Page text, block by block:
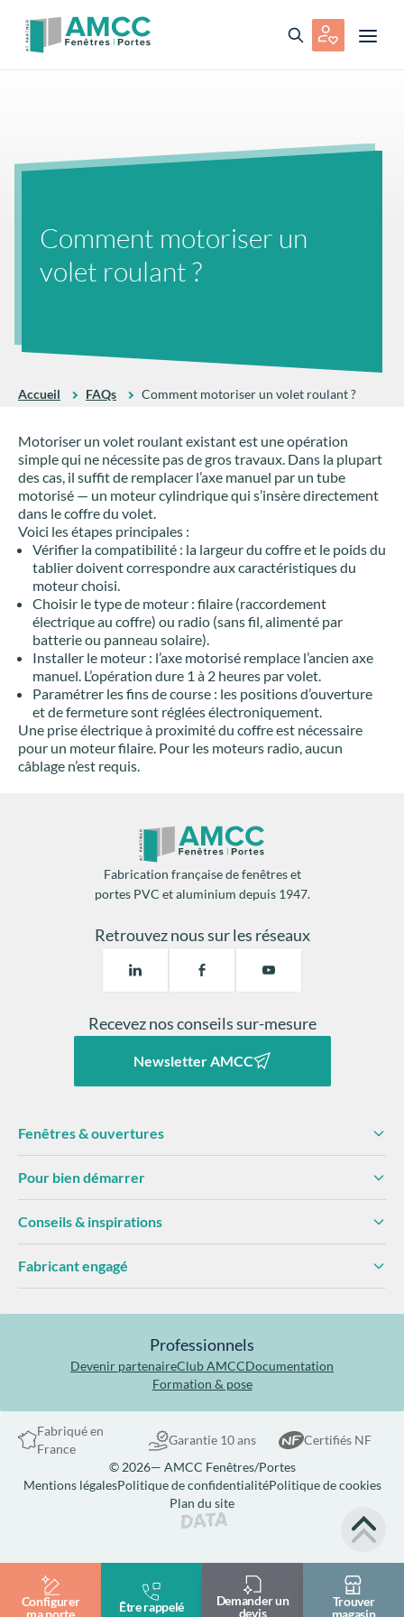
Comment motoriser un
volet roulant ?
Accueil FAQs Comment motoriser un volet roulant ?
Motoriser un volet roulant existant est une opération
simple qui ne nécessite pas de gros travaux. Dans la plupart
des cas, il suffit de remplacer l’axe manuel par un tube
motorisé — un moteur cylindrique qui s’insère directement
dans le coffre du volet.
Voici les étapes principales :
Vérifier la compatibilité : la largeur du coffre et le poids du
tablier doivent correspondre aux caractéristiques du
moteur choisi.
Choisir le type de moteur : filaire (raccordement
électrique au coffre) ou radio (sans fil, alimenté par
batterie ou panneau solaire).
Installer le moteur : l’axe motorisé remplace l’ancien axe
manuel. L’opération dure 1 à 2 heures par volet.
Paramétrer les fins de course : les positions d’ouverture
et de fermeture sont réglées électroniquement.
Une prise électrique à proximité du coffre est nécessaire
pour un moteur filaire. Pour les moteurs radio, aucun
câblage n’est requis.
Fabrication française de fenêtres et
portes PVC et aluminium depuis 1947.
Retrouvez nous sur les réseaux
Recevez nos conseils sur-mesure
Newsletter AMCC
Fenêtres & ouvertures
Pour bien démarrer
Conseils & inspirations
Fabricant engagé
Professionnels
Devenir partenaireClub AMCCDocumentation
Formation & pose
Fabriqué en
France
Garantie 10 ans
Certifiés NF
© 2026— AMCC Fenêtres/Portes
Mentions légalesPolitique de confidentialitéPolitique de cookies
Plan du site
Site réalisé par Data Projekt
Configurer
ma porte
Être rappelé
Demander un
devis
Trouver
magasin